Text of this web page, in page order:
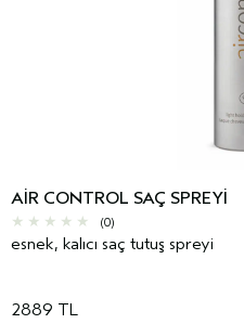
AIR CONTROL SAÇ SPREYI
(0)
esnek, kalıcı saç tutuş spreyi
2889 TL